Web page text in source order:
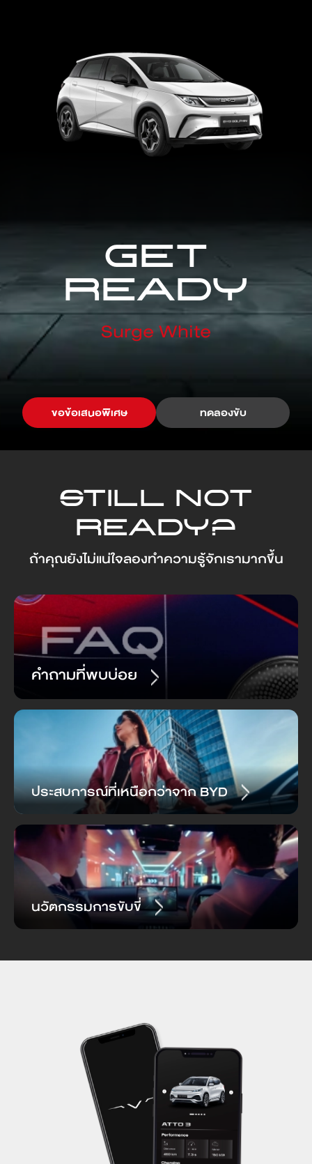
ล้ออัลลอย
17 นิ้ว
ขนาดยาง
205/50 R17
16 นิ้ว
ขนาดยาง
195/60 R16
ไฟส่องสว่างในพื้นที่เก็บ
สัมภาระ
จุดยึดเบาะนั่งเด็กแบบ
ISOFIX
ไฟส่องสว่างในพื้นที่เก็บ
สัมภาระ
จุดยึดเบาะนั่งเด็กแบบ
ระบบช่วยป้องกันการลื่น
ไถลขณะขับขี่ (TCS)
ระบบช่วยควบคุมการกระ
จายแรงเบรก (EBD)
ระบบช่วยเบรกฉุกเฉิน
อัตโนมัติ (AEB)
ระบบช่วยเตือนการชน
ระบบช่วยเตือนการชน
ด้านหลัง (RCW)
สายตา (BSD)
ระบบช่วยเตือนวัตถุ
เคลื่อนผ่านขณะเปิดประตู
(DOW)
ระบบช่วยเตือนเมื่อรถ
ออกนอกเลน (LDW)
ระบบช่วยควบคุมรถให้อยู่
ในช่องทางเดินรถ (LKA)
ระบบช่วยรักษาช่องทาง
เดินรถฉุกเฉิน (ELKA)
ระบบช่วยเตือนเมื่อมีรถ
ผ่านในจุดอับสายตาขณะ
ถอยหลัง (RCTA)
ระบบช่วยเบรกเมื่อมีรถ
ผ่านในจุดอับสายตาขณะ
ถอยหลัง (RCTB)
ระบบช่วยป้องกันการลื่น
ไถลขณะขับขี่ (TCS)
ระบบช่วยควบคุมการกระ
จายแรงเบรก (EBD)
ระบบช่วยเบรกฉุกเฉิน
อัตโนมัติ (AEB)
ระบบช่วยเตือนการชน
ด้านหลัง (RCW)
ระบบช่วยเตือนวัตถุ
(DOW)
ระบบช่วยเตือนเมื่อรถ
ออกนอกเลน (LDW)
ระบบช่วยควบคุมรถให้อยู่
ในช่องทางเดินรถ (LKA)
ระบบช่วยรักษาช่องทาง
เดินรถฉุกเฉิน (ELKA)
ระบบช่วยเตือนเมื่อมีรถ
ผ่านในจุดอับสายตาขณะ
ถอยหลัง (RCTA)
ระบบช่วยเบรกเมื่อมีรถ
ผ่านในจุดอับสายตาขณะ
ถอยหลัง (RCTB)
ระบบกรองฝุ่น PM 2.5
แบบประสิทธิภาพสูง
(CN95)
ระบบกรองฝุ่น PM 2.5
แบบประสิทธิภาพสูง
(CN95)
Get
Ready
Surge White
ขอข้อเสนอพิเศษ ทดลองขับ
Still not
ready?
ถ้าคุณยังไม่แน่ใจลองทำความรู้จักเรามากขึ้น
คำถามที่พบบ่อย
ประสบการณ์ที่เหนือกว่าจาก BYD
นวัตกรรมการขับขี่